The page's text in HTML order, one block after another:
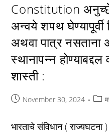
Constitution
अन्वये शपथ घेण्यापूर्वी
अथवा पात्र नसताना
स्थानापन्न
शास्ती :
PostNovember 30, 2024
Post
भारताचे संविधान (